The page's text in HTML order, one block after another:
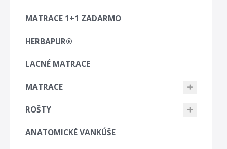
MATRACE 1+1 ZADARMO
HERBAPUR®
LACNÉ MATRACE
MATRACE
ROŠTY
ANATOMICKÉ VANKÚŠE